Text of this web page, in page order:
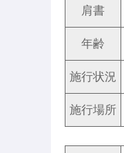
肩書
年齢
施行状況
施行場所